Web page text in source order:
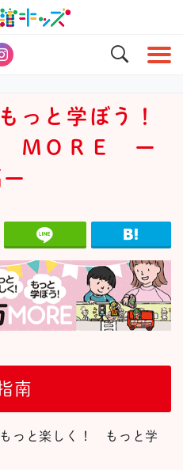
っと学ぼう！
ＭＯＲＥ ー
南
っと楽しく！ もっと学